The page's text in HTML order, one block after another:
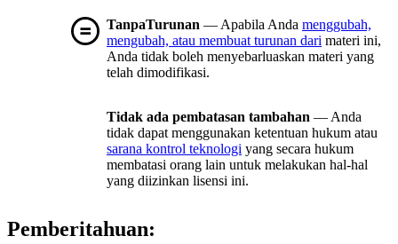
TanpaTurunan — Apabila Anda menggubah,
mengubah, atau membuat turunan dari materi ini,
Anda tidak boleh menyebarluaskan materi yang
telah dimodifikasi.
Tidak ada pembatasan tambahan — Anda
tidak dapat menggunakan ketentuan hukum atau
sarana kontrol teknologi yang secara hukum
membatasi orang lain untuk melakukan hal-hal
yang diizinkan lisensi ini.
Pemberitahuan: